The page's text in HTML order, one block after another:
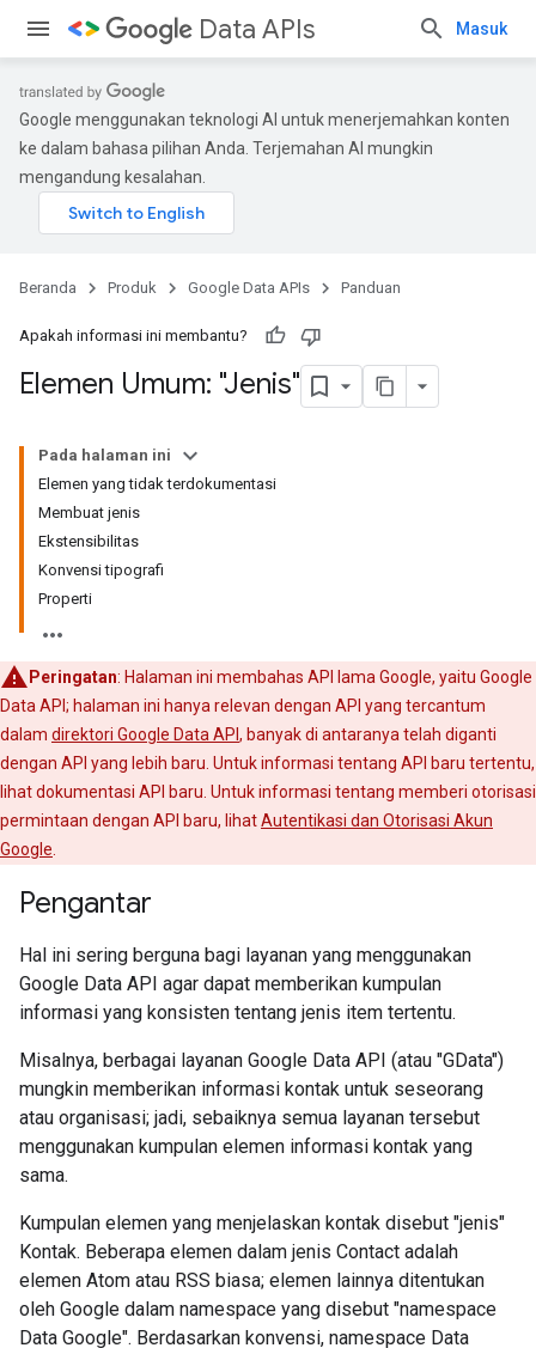
Data APIs Masuk
Google menggunakan teknologi AI untuk menerjemahkan konten
ke dalam bahasa pilihan Anda. Terjemahan AI mungkin
mengandung kesalahan.
Beranda Produk Google Data APIs Panduan
Apakah informasi ini membantu?
Elemen Umum: "Jenis"
Pada halaman ini
Elemen yang tidak terdokumentasi
Membuat jenis
Ekstensibilitas
Konvensi tipografi
Properti
Peringatan: Halaman ini membahas API lama Google, yaitu Google
Data API; halaman ini hanya relevan dengan API yang tercantum
dalam direktori Google Data API , banyak di antaranya telah diganti
dengan API yang lebih baru. Untuk informasi tentang API baru tertentu,
lihat dokumentasi API baru. Untuk informasi tentang memberi otorisasi
permintaan dengan API baru, lihatAutentikasi dan Otorisasi Akun
Google
Pengantar
Hal ini sering berguna bagi layanan yang menggunakan
Google Data API agar dapat memberikan kumpulan
informasi yang konsisten tentang jenis item tertentu.
Misalnya, berbagai layanan Google Data API (atau "GData")
mungkin memberikan informasi kontak untuk seseorang
atau organisasi; jadi, sebaiknya semua layanan tersebut
menggunakan kumpulan elemen informasi kontak yang
sama.
Kumpulan elemen yang menjelaskan kontak disebut "jenis"
Kontak. Beberapa elemen dalam jenis Contact adalah
elemen Atom atau RSS biasa; elemen lainnya ditentukan
oleh Google dalam namespace yang disebut "namespace
Data Google". Berdasarkan konvensi, namespace Data